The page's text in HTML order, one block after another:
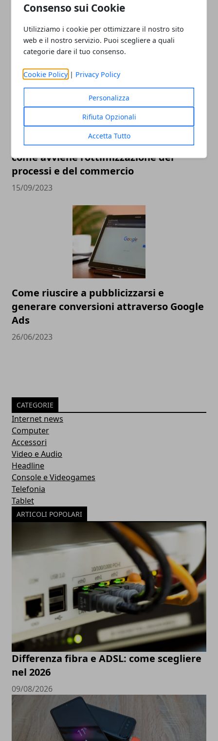
Consenso sui Cookie
Utilizziamo i cookie per ottimizzare il nostro sito
web e il nostro servizio. Puoi scegliere a quali
categorie dare il tuo consenso.
Cookie Policy | Privacy Policy
Personalizza
Rifiuta Opzionali
Accetta Tutto
Digital marketing: come si fa e a cosa
21/01/2024
La trasformazione digitale nell'editoria:
come avviene l’ottimizzazione dei
processi e del commercio
15/09/2023
Come riuscire a pubblicizzarsi e
generare conversioni attraverso Google
Ads
26/06/2023
CATEGORIE
Internet news
Computer
Accessori
Video e Audio
Headline
Console e Videogames
Telefonia
Tablet
ARTICOLI POPOLARI
Differenza fibra e ADSL: come scegliere
nel 2026
09/08/2026